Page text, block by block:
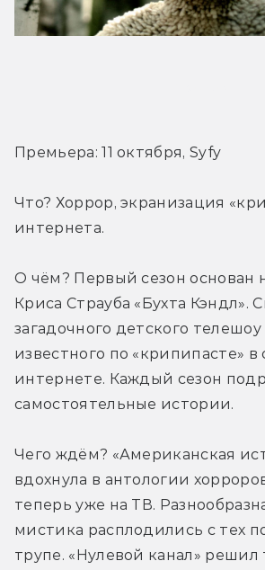
Премьера: 11 октября, Syfy
Что? Хоррор, экранизация
интернета.
О чём? Первый сезон основан
Криса Страуба «Бухта Кэндл».
загадочного детского телешоу
известного по «крипипасте»
интернете. Каждый сезон
самостоятельные истории.
Чего ждём? «Американская
вдохнула в антологии
теперь уже на ТВ.
мистика расплодились с тех
трупе. «Нулевой канал» решил